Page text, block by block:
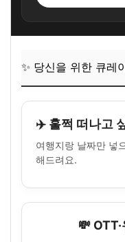
✨ 당신을 위한 큐레
✈️ 훌쩍 떠나고
여행지랑 날짜만 넣
해드려요.
💸